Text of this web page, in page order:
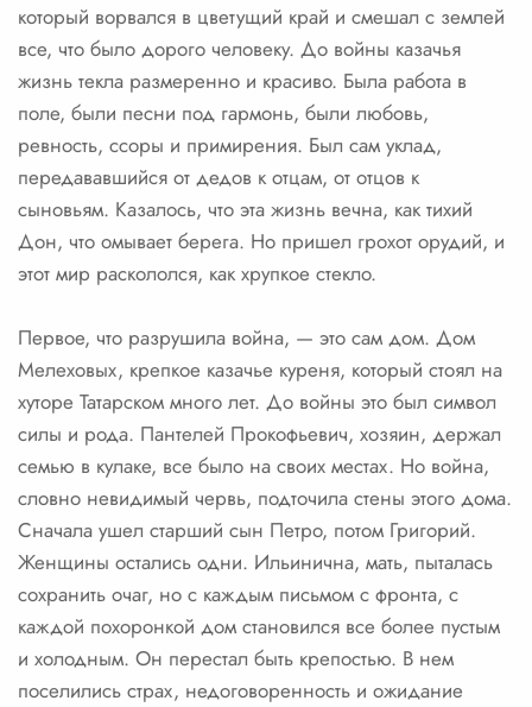
который ворвался в цветущий край и смешал с землей
все, что было дорого человеку. До войны казачья
жизнь текла размеренно и красиво. Была работа в
поле, были песни под гармонь, были любовь,
ревность, ссоры и примирения. Был сам уклад,
передававшийся от дедов к отцам, от отцов к
сыновьям. Казалось, что эта жизнь вечна, как тихий
Дон, что омывает берега. Но пришел грохот орудий, и
этот мир раскололся, как хрупкое стекло.
Первое, что разрушила война, — это сам дом. Дом
Мелеховых, крепкое казачье куреня, который стоял на
хуторе Татарском много лет. До войны это был символ
силы и рода. Пантелей Прокофьевич, хозяин, держал
семью в кулаке, все было на своих местах. Но война,
словно невидимый червь, подточила стены этого дома.
Сначала ушел старший сын Петро, потом Григорий.
Женщины остались одни. Ильинична, мать, пыталась
сохранить очаг, но с каждым письмом с фронта, с
каждой похоронкой дом становился все более пустым
и холодным. Он перестал быть крепостью. В нем
поселились страх, недоговоренность и ожидание